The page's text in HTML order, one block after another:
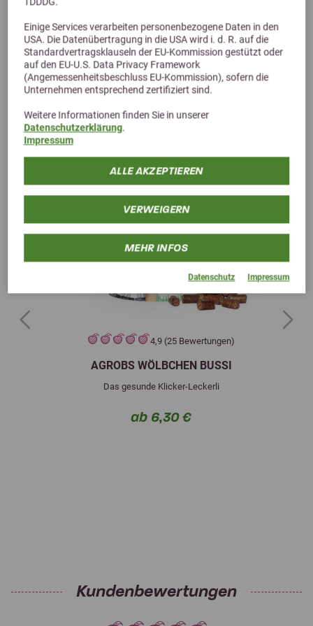
Einige Services verarbeiten personenbezogene Daten in den
USA. Die Datenübertragung in die USA wird i. d. R. auf die
Standardvertragsklauseln der EU-Kommission gestützt oder
auf den EU-U.S. Data Privacy Framework
(Angemessenheitsbeschluss EU-Kommission), sofern die
Unternehmen entsprechend zertifiziert sind.
Weitere Informationen finden Sie in unserer
Datenschutzerklärung.
Impressum
ALLE AKZEPTIEREN
VERWEIGERN
MEHR INFOS
Datenschutz Impressum
Alternative Produkte
4,9 (25 Bewertungen)
AGROBS WÖLBCHEN BUSSI
Das gesunde Klicker-Leckerli
ab 6,30 €
Previous Next
Kundenbewertungen